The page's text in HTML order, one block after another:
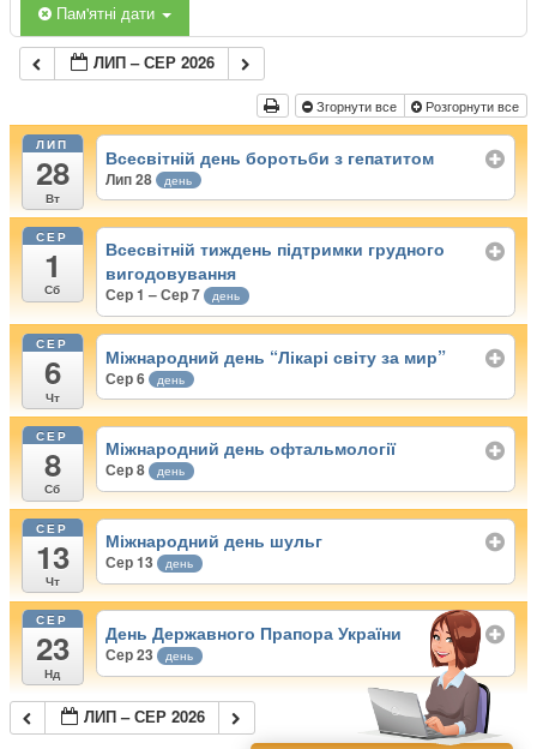
Пам'ятні дати
ЛИП – СЕР 2026
Згорнути все Розгорнути все
ЛИП
28
Вт
Всесвітній день боротьби з гепатитом
Лип 28 день
СЕР
1
Сб
Всесвітній тиждень підтримки грудного
вигодовування
Сер 1 – Сер 7 день
СЕР
6
Чт
Міжнародний день “Лікарі світу за мир”
Сер 6 день
СЕР
8
Сб
Міжнародний день офтальмології
Сер 8 день
СЕР
13
Чт
Міжнародний день шульг
Сер 13 день
СЕР
23
Нд
День Державного Прапора України
Сер 23 день
ЛИП – СЕР 2026